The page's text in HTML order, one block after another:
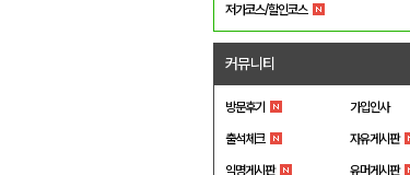
저가코스/할인코스
커뮤니티
방문후기 가입인사
출석체크 자유게시판
익명게시판 유머게시판